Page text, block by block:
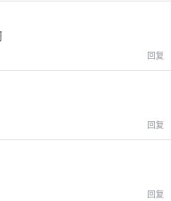
回复
回复
回复
请购买会员或者提升权